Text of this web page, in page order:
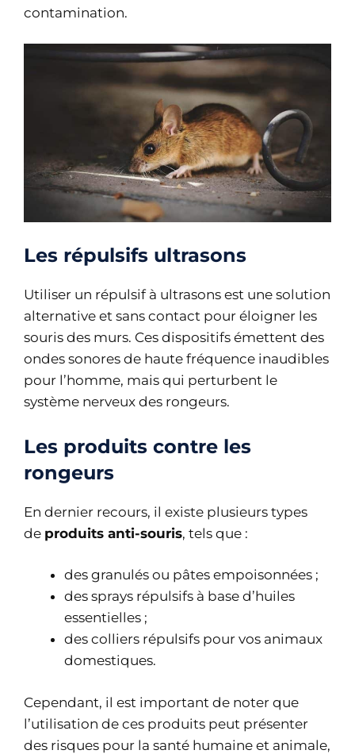
contamination.
Les répulsifs ultrasons
Utiliser un répulsif à ultrasons est une solution
alternative et sans contact pour éloigner les
souris des murs. Ces dispositifs émettent des
ondes sonores de haute fréquence inaudibles
pour l’homme, mais qui perturbent le
système nerveux des rongeurs.
Les produits contre les
rongeurs
En dernier recours, il existe plusieurs types
de produits anti-souris, tels que :
des granulés ou pâtes empoisonnées ;
des sprays répulsifs à base d’huiles
essentielles ;
des colliers répulsifs pour vos animaux
domestiques.
Cependant, il est important de noter que
l’utilisation de ces produits peut présenter
des risques pour la santé humaine et animale,